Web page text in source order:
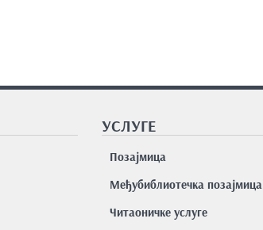
УСЛУГЕ
Позајмицa
Међубиблиотечка позајмица
Читаоничке услуге